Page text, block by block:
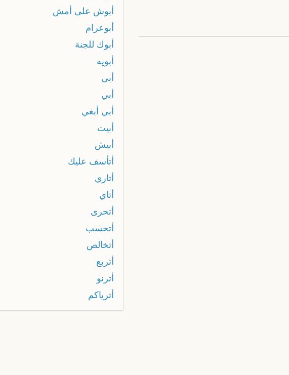
أبوش على أمش
أبوعرام
أبوك للجنة
أبويه
أبى
أبي
أبي أبغي
أبيت
أبيش
أتأسف عليك
أتاري
أتاي
أتحرى
أتحسب
أتخالص
أتربع
أترنو
أترياكم